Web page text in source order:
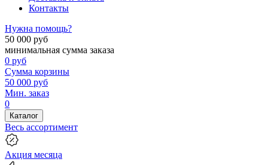
Контакты
Нужна помощь?
50 000 руб
минимальная сумма заказа
0 руб
Сумма корзины
50 000 руб
Мин. заказ
0
Каталог
Весь ассортимент
Акция месяца